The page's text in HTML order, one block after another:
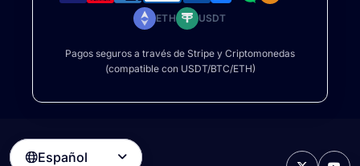
ETH USDT
Pagos seguros a través de Stripe y Criptomonedas
(compatible con USDT/BTC/ETH)
Español 